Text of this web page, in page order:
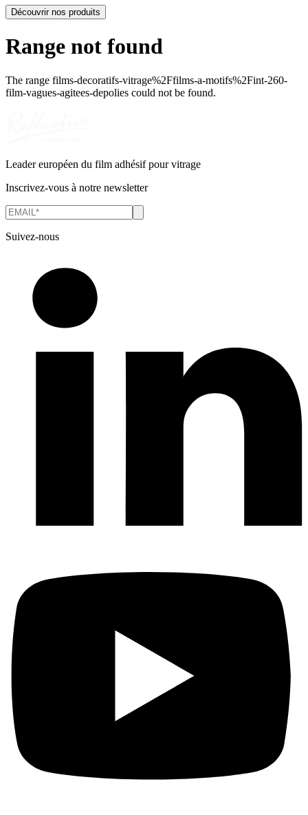
Découvrir nos produits
Range not found
The range films-decoratifs-vitrage%2Ffilms-a-motifs%2Fint-260-
film-vagues-agitees-depolies could not be found.
Leader européen du film adhésif pour vitrage
Inscrivez-vous à notre newsletter
Suivez-nous